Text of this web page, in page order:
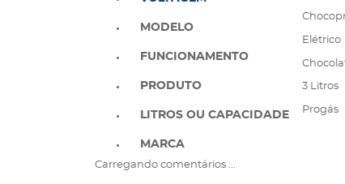
MODELO
FUNCIONAMENTO
PRODUTO
LITROS OU CAPACIDADE
MARCA
Elétrico
3 Litros
Progás
Carregando comentários ...